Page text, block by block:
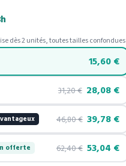
dès 2 unités, toutes tailles confondues
15,60€
31,20€ 28,08€
46,80€ 39,78€
offerte 62,40€ 53,04 €